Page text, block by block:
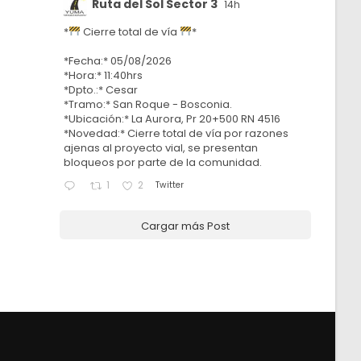
Ruta del Sol Sector 3 14h
* Cierre total de vía
*
*Fecha:* 05/08/2026
*Hora:* 11:40hrs
*Dpto.:* Cesar
*Tramo:* San Roque - Bosconia.
*Ubicación:* La Aurora, Pr 20+500 RN 4516
*Novedad:* Cierre total de vía por razones
ajenas al proyecto vial, se presentan
bloqueos por parte de la comunidad.
1 2 Twitter
Cargar más Post